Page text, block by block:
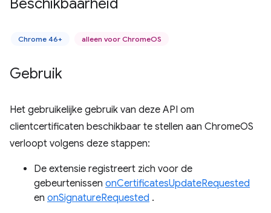
Beschikbaarheid
Chrome 46+ alleen voor ChromeOS
Gebruik
Het gebruikelijke gebruik van deze API om
clientcertificaten beschikbaar te stellen aan ChromeOS
verloopt volgens deze stappen:
De extensie registreert zich voor de
gebeurtenissen onCertificatesUpdateRequested
en onSignatureRequested .